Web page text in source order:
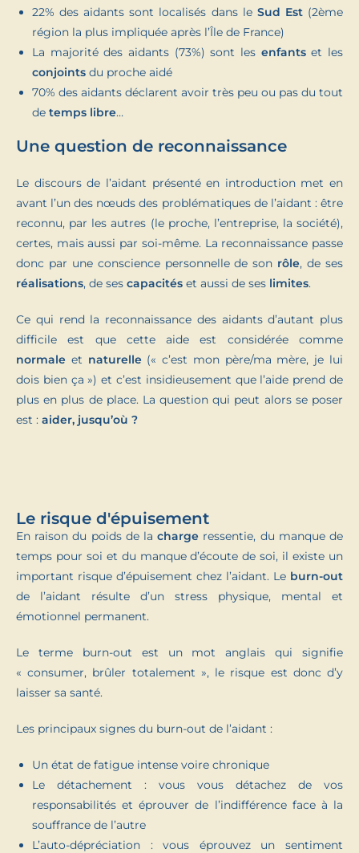
22% des aidants sont localisés dans le Sud Est(2ème
région la plus impliquée après l’Île de France)
La majorité des aidants (73%) sont les enfantset les
conjoints du proche aidé
70% des aidants déclarent avoir très peu ou pas du tout
de temps libre…
Une question de reconnaissance
Le discours de l’aidant présenté en introduction met en
avant l’un des nœuds des problématiques de l’aidant : être
reconnu, par les autres (le proche, l’entreprise, la société),
certes, mais aussi par soi-même. La reconnaissance passe
donc par une conscience personnelle de son rôle, de ses
réalisations, de ses capacités et aussi de ses limites.
Ce qui rend la reconnaissance des aidants d’autant plus
difficile est que cette aide est considérée comme
normale et naturelle(« c’est mon père/ma mère, je lui
dois bien ça ») et c’est insidieusement que l’aide prend de
plus en plus de place. La question qui peut alors se poser
est : aider, jusqu’où ?
Le risque d'épuisement
En raison du poids de lacharge ressentie, du manque de
temps pour soi et du manque d’écoute de soi, il existe un
important risque d’épuisement chez l’aidant. Le burn-out
de l’aidant résulte d’un stress physique, mental et
émotionnel permanent.
Le terme burn-out est un mot anglais qui signifie
« consumer, brûler totalement », le risque est donc d’y
laisser sa santé.
Les principaux signes du burn-out de l’aidant :
Un état de fatigue intense voire chronique
Le détachement : vous vous détachez de vos
responsabilités et éprouver de l’indifférence face à la
souffrance de l’autre
L’auto-dépréciation : vous éprouvez un sentiment